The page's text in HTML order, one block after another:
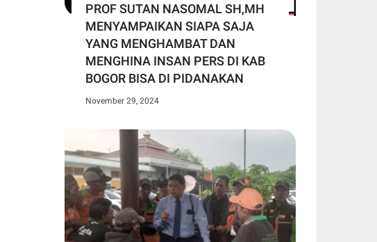
PROF SUTAN NASOMAL SH,MH
MENYAMPAIKAN SIAPA SAJA
YANG MENGHAMBAT DAN
MENGHINA INSAN PERS DI KAB
BOGOR BISA DI PIDANAKAN
November 29, 2024